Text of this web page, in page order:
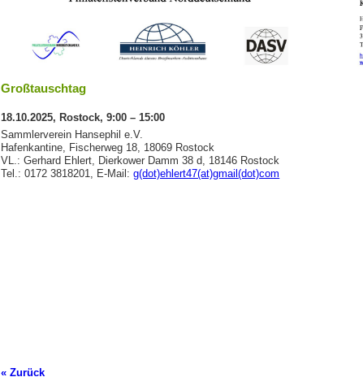
Großtauschtag
18.10.2025, Rostock, 9:00 – 15:00
Sammlerverein Hansephil e.V.
Hafenkantine, Fischerweg 18, 18069 Rostock
VL.: Gerhard Ehlert, Dierkower Damm 38 d, 18146 Rostock
Tel.: 0172 3818201, E-Mail:g(dot)ehlert47(at)gmail(dot)com
« Zurück